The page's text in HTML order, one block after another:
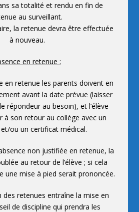
sa totalité et rendu en fin de
au surveillant.
la retenue devra être effectuée
à nouveau.
en retenue :
en retenue les parents doivent en
avant la date prévue (laisser
répondeur au besoin), et l’élève
à son retour au collège avec un
ou un certificat médical.
non justifiée en retenue, la
au retour de l’élève ; si cela
une mise à pied serait prononcée.
des retenues entraîne la mise en
de discipline qui prendra les